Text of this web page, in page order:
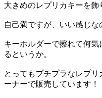
大きめのレプリカキーを飾
自己満ですが、いい感じ
キーホルダーで擦れて何
るというか。
とってもプチプラなレプ
ーナーで販売しています！